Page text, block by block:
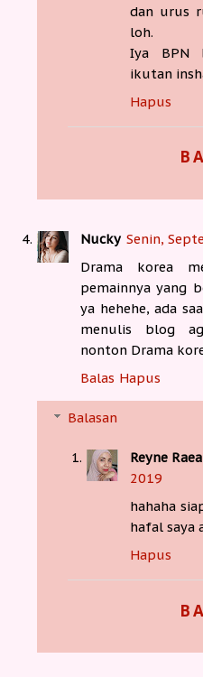
dan urus
loh.
Iya BPN
ikutan
Hapus
Nucky Senin,
Drama korea
pemainnya yang
ya hehehe, ada
menulis blog
nonton Drama
Balas Hapus
Balasan
Reyne Raea
2019
hahaha
hafal saya
Hapus